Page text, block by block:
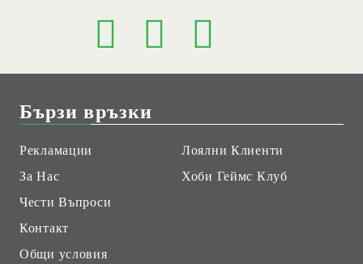
Бързи връзки
Рекламации
За Нас
Чести Въпроси
Контакт
Общи условия
Лоялни Клиенти
Хоби Геймс Клуб